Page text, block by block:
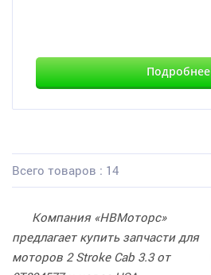
Подробнее
Всего товаров : 14
Компания «НВМоторс»
предлагает купить запчасти для
моторов 2 Stroke Cab 3.3 от